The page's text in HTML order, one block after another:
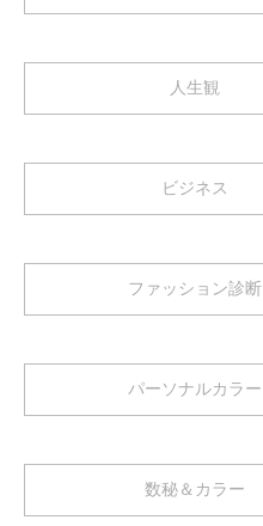
人生観
ビジネス
ファッション診断
パーソナルカラー
数秘＆カラー